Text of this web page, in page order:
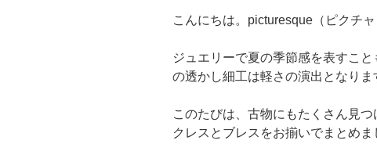
こんにちは。picturesque（ピクチャ
ジュエリーで夏の季節感を表すこ
の透かし細工は軽さの演出となりま
このたびは、古物にもたくさん見
クレスとブレスをお揃いでまとめま